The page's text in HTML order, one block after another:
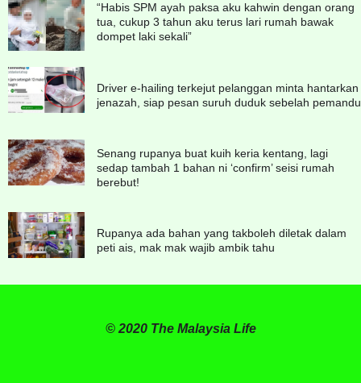
“Habis SPM ayah paksa aku kahwin dengan orang
tua, cukup 3 tahun aku terus lari rumah bawak
dompet laki sekali”
Driver e-hailing terkejut pelanggan minta hantarkan
jenazah, siap pesan suruh duduk sebelah pemandu
Senang rupanya buat kuih keria kentang, lagi
sedap tambah 1 bahan ni ‘confirm’ seisi rumah
berebut!
Rupanya ada bahan yang takboleh diletak dalam
peti ais, mak mak wajib ambik tahu
© 2020 The Malaysia Life